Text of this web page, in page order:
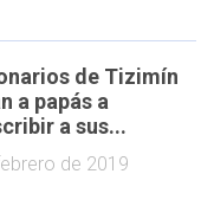
de Tizimín
a papás a
a sus...
de 2019